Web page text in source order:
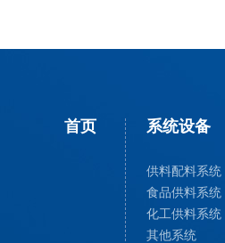
首页 系统设备
供料配料系统
食品供料系统
化工供料系统
其他系统